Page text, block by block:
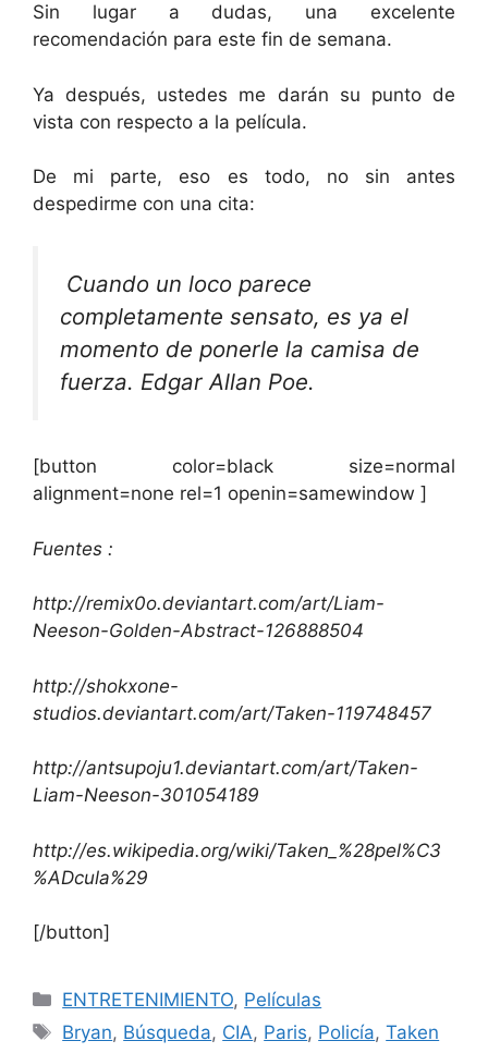
Sin lugar a dudas, una excelente
recomendación para este fin de semana.
Ya después, ustedes me darán su punto de
vista con respecto a la película.
De mi parte, eso es todo, no sin antes
despedirme con una cita:
Cuando un loco parece
completamente sensato, es ya el
momento de ponerle la camisa de
fuerza. Edgar Allan Poe.
[button color=black size=normal
alignment=none rel=1 openin=samewindow ]
Fuentes :
http://remix0o.deviantart.com/art/Liam-
Neeson-Golden-Abstract-126888504
http://shokxone-
studios.deviantart.com/art/Taken-119748457
http://antsupoju1.deviantart.com/art/Taken-
Liam-Neeson-301054189
http://es.wikipedia.org/wiki/Taken_%28pel%C3
%ADcula%29
[/button]
Categorías
ENTRETENIMIENTO, Películas
Etiquetas
Bryan, Búsqueda, CIA, Paris, Policía,Taken